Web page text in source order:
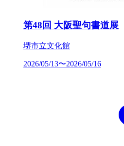
第48回 大阪聖句書道展
堺市立文化館
2026/05/13〜2026/05/16